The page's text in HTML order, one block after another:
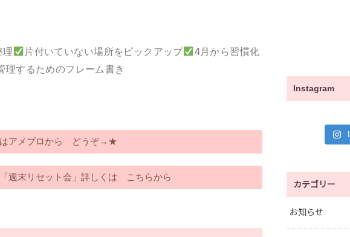
理 片付いていない場所をピックアップ
4月から習慣化
理するためのフレーム書き
はアメブロから どうぞ→★
週末リセット会」詳しくは こちらから
Instagram
カテゴリー
お知らせ